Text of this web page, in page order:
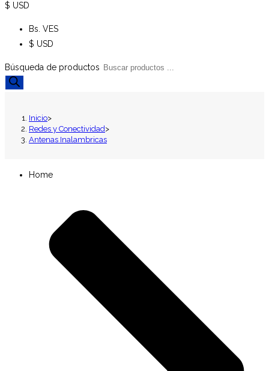
$ USD
Bs. VES
$ USD
Búsqueda de productos
Inicio>
Redes y Conectividad>
Antenas Inalambricas
Home